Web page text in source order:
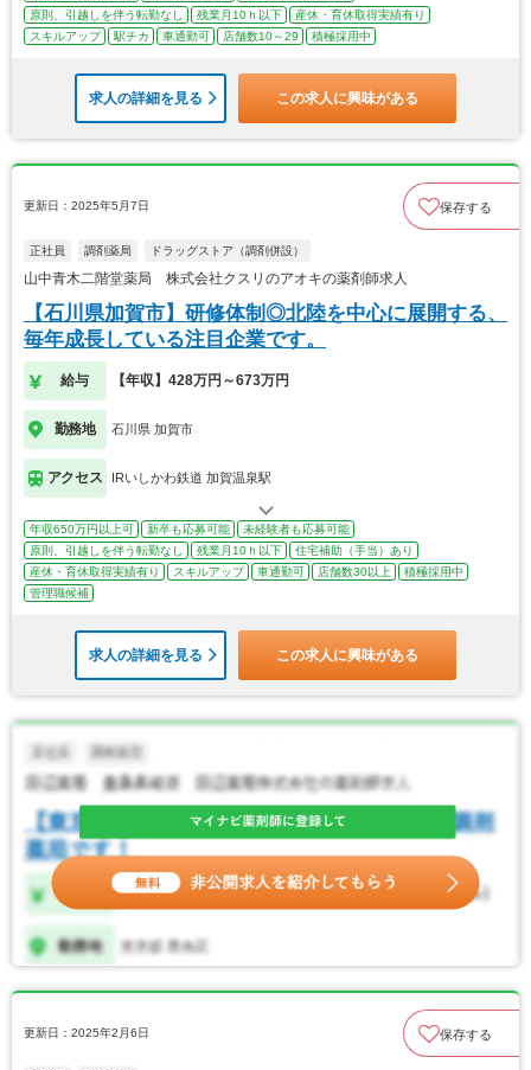
原則、引越しを伴う転勤なし
残業月10ｈ以下
産休・育休取得実績有り
スキルアップ
駅チカ 車通勤可 店舗数10～29 積極採用中
求人の詳細を見る この求人に興味がある
更新日：2025年5月7日 保存する
正社員 調剤薬局 ドラッグストア（調剤併設）
山中青木二階堂薬局 株式会社クスリのアオキの薬剤師求人
【石川県加賀市】研修体制◎北陸を中心に展開する、
毎年成長している注目企業です。
給与 【年収】428万円～673万円
勤務地 石川県 加賀市
アクセス IRいしかわ鉄道 加賀温泉駅
年収650万円以上可 新卒も応募可能
未経験者も応募可能
原則、引越しを伴う転勤なし
残業月10ｈ以下
住宅補助（手当）あり
産休・育休取得実績有り
スキルアップ 車通勤可 店舗数30以上
積極採用中
管理職候補
求人の詳細を見る この求人に興味がある
更新日：2025年2月6日 保存する